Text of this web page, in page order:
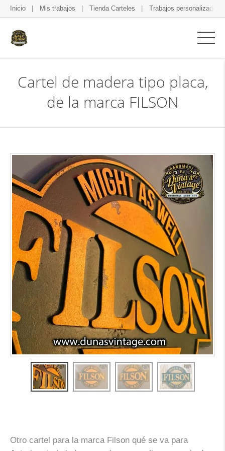
Inicio Mis trabajos Tienda Carteles Trabajos personalizados
Cartel de madera tipo placa,
de la marca FILSON
Otro cartel para la marca Filson qué se va para